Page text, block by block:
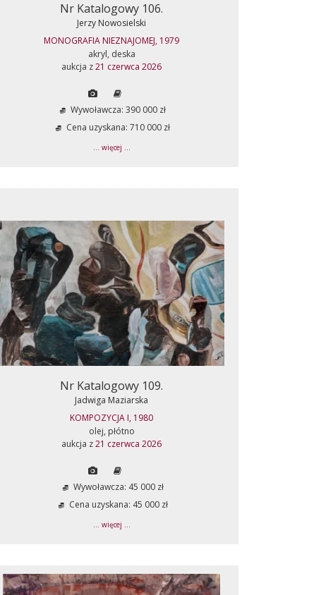
Nr Katalogowy 106.
Jerzy Nowosielski
MONOGRAFIA NIEZNAJOMEJ, 1979
akryl, deska
aukcja z21 czerwca 2026
Wywoławcza: 390 000 zł
Cena uzyskana: 710 000 zł
... więcej ...
Nr Katalogowy 109.
Jadwiga Maziarska
KOMPOZYCJA I, 1980
olej, płótno
aukcja z21 czerwca 2026
Wywoławcza: 45 000 zł
Cena uzyskana: 45 000 zł
... więcej ...